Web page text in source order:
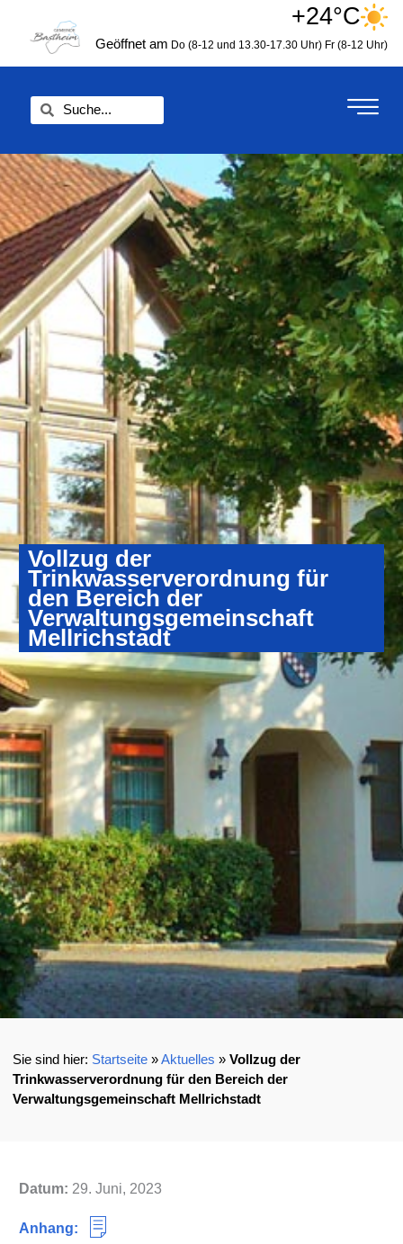
springen
+24°C
Geöffnet am Do (8-12 und 13.30-17.30 Uhr) Fr (8-12 Uhr)
Vollzug der
Trinkwasserverordnung für
den Bereich der
Verwaltungsgemeinschaft
Mellrichstadt
Startseite»Aktuelles » Vollzug der
Trinkwasserverordnung für den Bereich der
Verwaltungsgemeinschaft Mellrichstadt
Datum: 29. Juni, 2023
Anhang: